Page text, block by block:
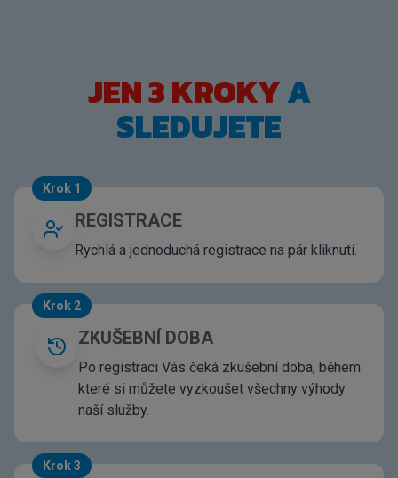
JEN 3 KROKYA
SLEDUJETE
Krok 1
REGISTRACE
Rychlá a jednoduchá registrace na pár kliknutí.
Krok 2
ZKUŠEBNÍ DOBA
Po registraci Vás čeká zkušební doba, během
které si můžete vyzkoušet všechny výhody
naší služby.
Krok 3